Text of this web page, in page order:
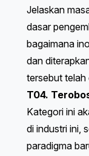
Jelaskan
dasar
bagaimana
dan
tersebut telah
T04.
Kategori ini
di industri ini,
paradigma